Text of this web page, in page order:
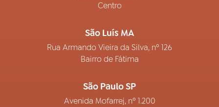
Centro
São Luís MA
Rua Armando Vieira da Silva, nº 126
Bairro de Fátima
São Paulo SP
Avenida Mofarrej, nº 1.200